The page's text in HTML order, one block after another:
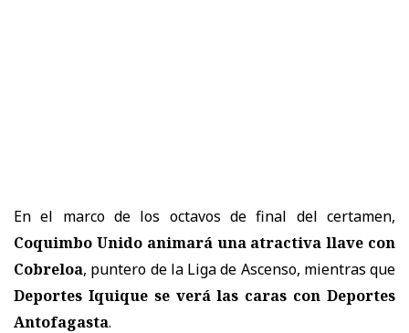
En el marco de los octavos de final del certamen,
Coquimbo Unido animará una atractiva llave con
Cobreloa, puntero de la Liga de Ascenso, mientras que
Deportes Iquique se verá las caras con Deportes
Antofagasta.